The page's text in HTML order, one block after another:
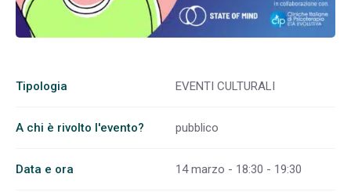
Tipologia EVENTI CULTURALI
A chi è rivolto l'evento? pubblico
Data e ora 14 marzo - 18:30 - 19:30